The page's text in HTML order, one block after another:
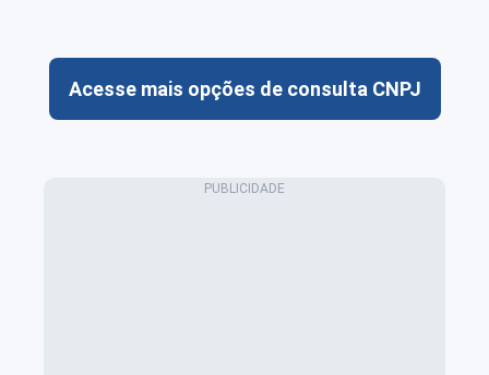
Acesse mais opções de consulta CNPJ